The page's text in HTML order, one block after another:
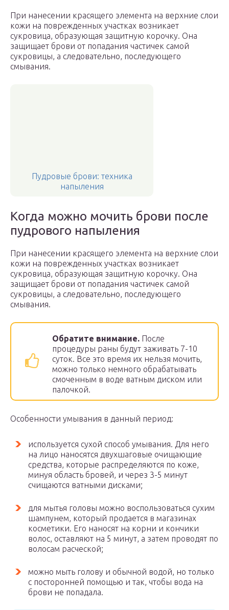
При нанесении красящего элемента на верхние слои
кожи на поврежденных участках возникает
сукровица, образующая защитную корочку. Она
защищает брови от попадания частичек самой
сукровицы, а следовательно, последующего
смывания.
Пудровые брови: техника
напыления
Когда можно мочить брови после
пудрового напыления
При нанесении красящего элемента на верхние слои
кожи на поврежденных участках возникает
сукровица, образующая защитную корочку. Она
защищает брови от попадания частичек самой
сукровицы, а следовательно, последующего
смывания.
Обратите внимание. После
процедуры раны будут заживать 7-10
суток. Все это время их нельзя мочить,
можно только немного обрабатывать
смоченным в воде ватным диском или
палочкой.
Особенности умывания в данный период:
используется сухой способ умывания. Для него
на лицо наносятся двухшаговые очищающие
средства, которые распределяются по коже,
минуя область бровей, и через 3-5 минут
счищаются ватными дисками;
для мытья головы можно воспользоваться сухим
шампунем, который продается в магазинах
косметики. Его наносят на корни и кончики
волос, оставляют на 5 минут, а затем проводят по
волосам расческой;
можно мыть голову и обычной водой, но только
с посторонней помощью и так, чтобы вода на
брови не попадала.